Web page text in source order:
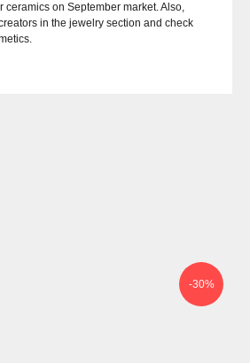
ceramics on September market. Also,
in the jewelry section and check
-30%